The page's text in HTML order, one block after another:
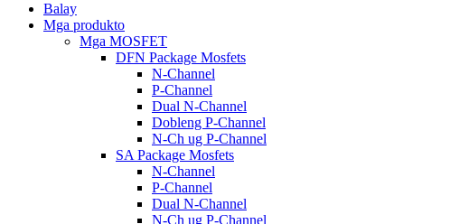
Balay
Mga produkto
Mga MOSFET
DFN Package Mosfets
N-Channel
P-Channel
Dual N-Channel
Dobleng P-Channel
N-Ch ug P-Channel
SA Package Mosfets
N-Channel
P-Channel
Dual N-Channel
N-Ch ug P-Channel